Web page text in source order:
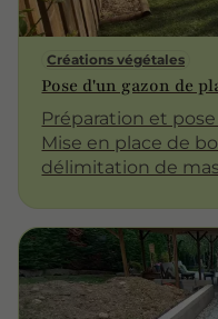
Créations végétales
Pose d'un gazon de
Préparation et
Mise en place de
délimitation de